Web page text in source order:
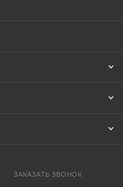
ЗАКАЗАТЬ ЗВОНОК